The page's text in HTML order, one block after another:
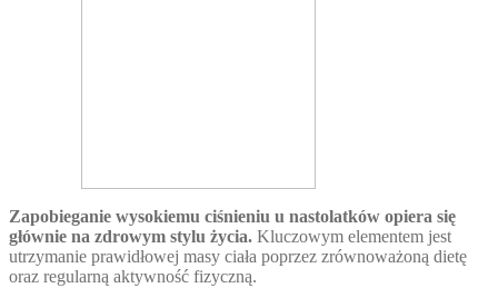
Zapobieganie wysokiemu ciśnieniu u nastolatków opiera się
głównie na zdrowym stylu życia. Kluczowym elementem jest
utrzymanie prawidłowej masy ciała poprzez zrównoważoną dietę
oraz regularną aktywność fizyczną.